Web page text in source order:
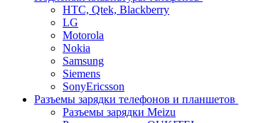
HTC, Qtek, Blackberry
LG
Motorola
Nokia
Samsung
Siemens
SonyEricsson
Разъемы зарядки телефонов и планшетов
Разъемы зарядки Meizu